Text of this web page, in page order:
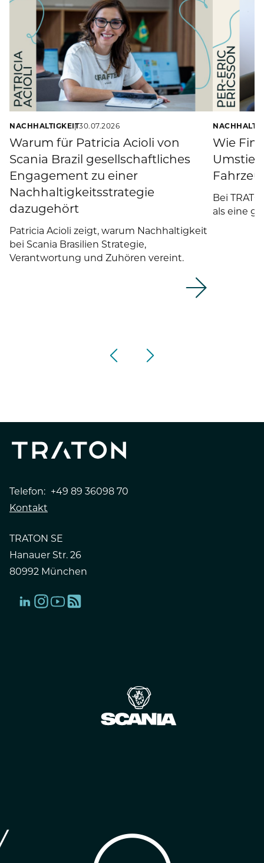
NACHHALTIGKEIT30.07.2026
Warum für Patricia Acioli von
Scania Brazil gesellschaftliches
Engagement zu einer
Nachhaltigkeitsstrategie
dazugehört
Patricia Acioli zeigt, warum Nachhaltigkeit
bei Scania Brasilien Strategie,
Verantwortung und Zuhören vereint.
Wie
Bei
als eine
Telefon: +49 89 36098 70
Kontakt
TRATON SE
Hanauer Str. 26
80992 München